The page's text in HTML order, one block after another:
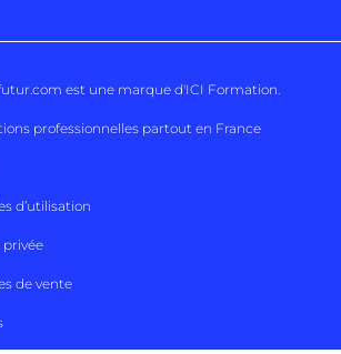
est une marque d'ICI Formation.
professionnelles partout en France
d’utilisation
privée
de vente